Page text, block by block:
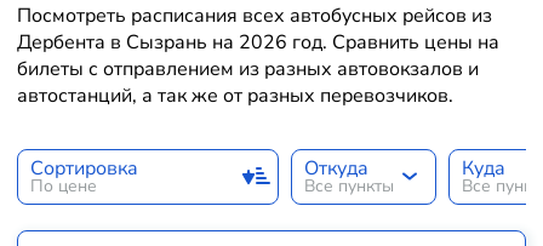
Посмотреть расписания всех автобусных рейсов из
Дербента в Сызрань на 2026 год. Сравнить цены на
билеты с отправлением из разных автовокзалов и
автостанций, а так же от разных перевозчиков.
Сортировка
По цене
Откуда
Все пункты
Куда
Все